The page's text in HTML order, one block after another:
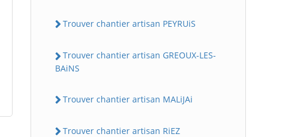
Trouver chantier artisan PEYRUiS
Trouver chantier artisan GREOUX-LES-
BAiNS
Trouver chantier artisan MALiJAi
Trouver chantier artisan RiEZ